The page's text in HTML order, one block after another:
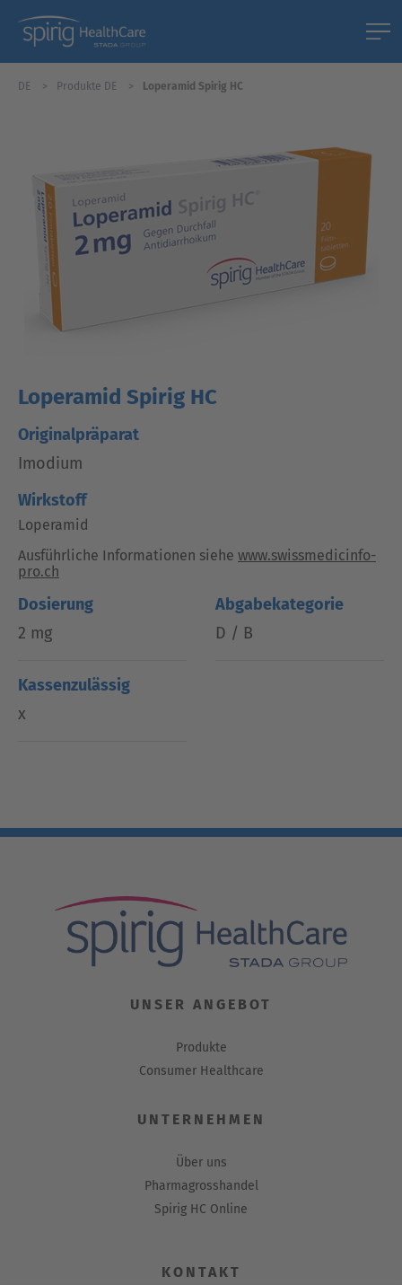
DE Produkte DE Loperamid Spirig HC
Loperamid Spirig HC
Originalpräparat
Imodium
Wirkstoff
Loperamid
Ausführliche Informationen siehe www.swissmedicinfo-
pro.ch
Dosierung
2 mg
Abgabekategorie
D / B
Kassenzulässig
x
UNSER ANGEBOT
Produkte
Consumer Healthcare
UNTERNEHMEN
Über uns
Pharmagrosshandel
Spirig HC Online
KONTAKT